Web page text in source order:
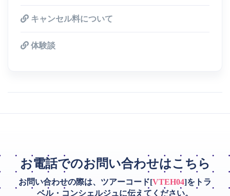
キャンセル料について
体験談
お電話でのお問い合わせはこちら
お問い合わせの際は、ツアーコード[VTEH04]をトラ
ベル・コンシェルジュに伝えてください。